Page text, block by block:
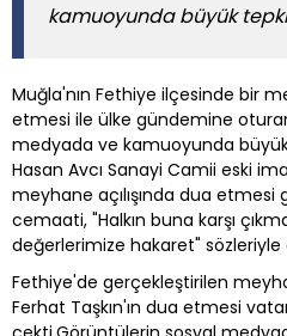
kamuoyunda büyük
Muğla'nın Fethiye ilçesinde bir
etmesi ile ülke gündemine
medyada ve kamuoyunda
Hasan Avcı Sanayi Camii eski
meyhane açılışında dua etmesi
cemaati, "Halkın buna karşı
değerlerimize hakaret"
Fethiye'de gerçekleştirilen
Ferhat Taşkın'ın dua etmesi